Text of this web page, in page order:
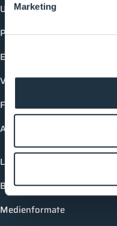
Marketing
Unternehmen
Produkte
Events
Vorträge
Future-Faces
Academy
Login
Buchungsmöglichkeiten
Medienformate